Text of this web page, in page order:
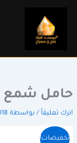
المحتوى
حامل شمع
اترك تعليقاً / بواسطة
تخفيضات!
كمية